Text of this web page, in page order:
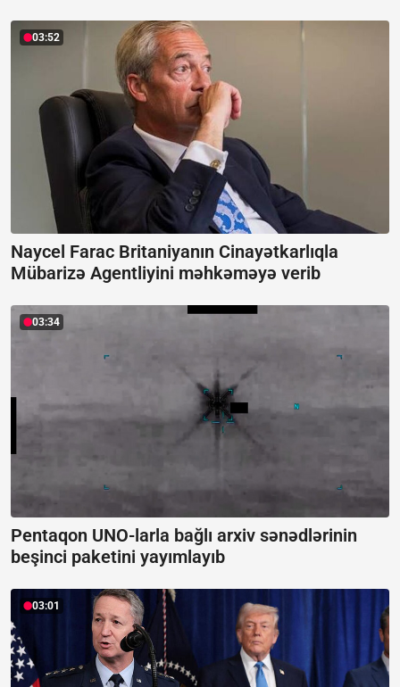
03:52
Naycel Farac Britaniyanın Cinayətkarlıqla
Mübarizə Agentliyini məhkəməyə verib
03:34
Pentaqon UNO-larla bağlı arxiv sənədlərinin
beşinci paketini yayımlayıb
03:01